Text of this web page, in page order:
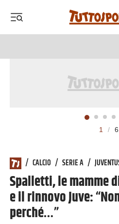
1 / 6
/ CALCIO / SERIE A /
Spalletti, le mamme
e il rinnovo Juve:
perché…”